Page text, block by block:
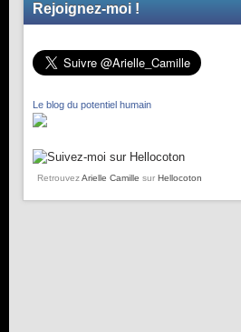
Rejoignez-moi !
Le blog du potentiel humain
RetrouvezArielle Camille sur Hellocoton